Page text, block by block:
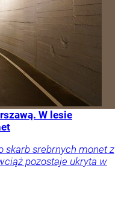
W lesie
skarb srebrnych monet z
pozostaje ukryta w